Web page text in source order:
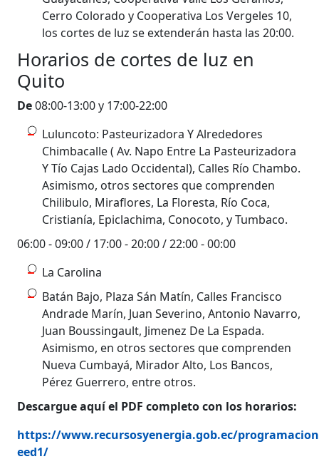
Cerro Colorado y Cooperativa Los Vergeles 10,
los cortes de luz se extenderán hasta las 20:00.
Horarios de cortes de luz en
Quito
De08:00-13:00 y 17:00-22:00
Luluncoto: Pasteurizadora Y Alrededores
Chimbacalle ( Av. Napo Entre La Pasteurizadora
Y Tío Cajas Lado Occidental), Calles Río Chambo.
Asimismo, otros sectores que comprenden
Chilibulo, Miraflores, La Floresta, Río Coca,
Cristianía, Epiclachima, Conocoto, y Tumbaco.
06:00 - 09:00 / 17:00 - 20:00 / 22:00 - 00:00
La Carolina
Batán Bajo, Plaza Sán Matín, Calles Francisco
Andrade Marín, Juan Severino, Antonio Navarro,
Juan Boussingault, Jimenez De La Espada.
Asimismo, en otros sectores que comprenden
Nueva Cumbayá, Mirador Alto, Los Bancos,
Pérez Guerrero, entre otros.
Descargue aquí el PDF completo con los horarios:
https://www.recursosyenergia.gob.ec/
eed1/